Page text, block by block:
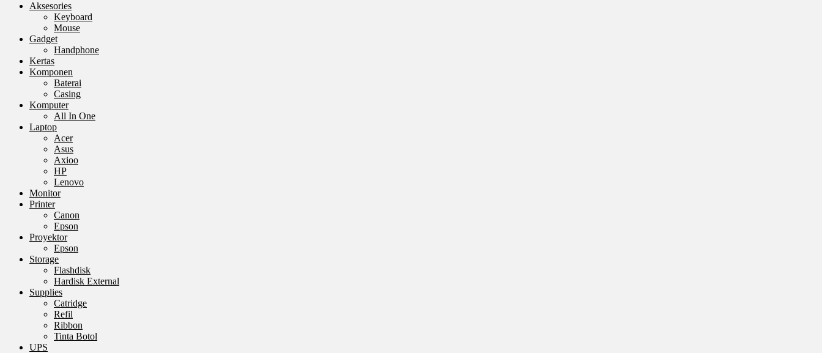
Aksesories
Keyboard
Mouse
Gadget
Handphone
Kertas
Komponen
Baterai
Casing
Komputer
All In One
Laptop
Acer
Asus
Axioo
HP
Lenovo
Monitor
Printer
Canon
Epson
Proyektor
Epson
Storage
Flashdisk
Hardisk External
Supplies
Catridge
Refil
Ribbon
Tinta Botol
UPS